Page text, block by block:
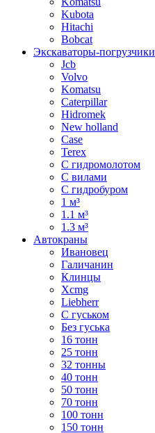
Kubota
Hitachi
Bobcat
Экскаваторы-погрузчики
Jcb
Volvo
Komatsu
Caterpillar
Hidromek
New holland
Case
Terex
С гидромолотом
С вилами
С гидробуром
1 м³
1.1 м³
1.3 м³
Автокраны
Ивановец
Галичанин
Клинцы
Xcmg
Liebherr
С гуськом
Без гуська
16 тонн
25 тонн
32 тонны
40 тонн
50 тонн
70 тонн
100 тонн
150 тонн